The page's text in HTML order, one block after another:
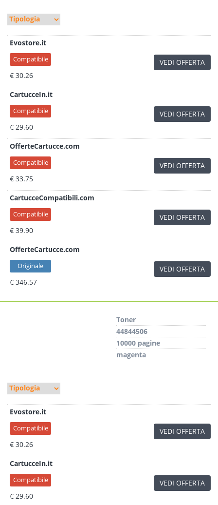
Evostore.it
Compatibile
€ 30.26
VEDI OFFERTA
CartucceIn.it
Compatibile
€ 29.60
VEDI OFFERTA
OfferteCartucce.com
Compatibile
€ 33.75
VEDI OFFERTA
CartucceCompatibili.com
Compatibile
€ 39.90
VEDI OFFERTA
OfferteCartucce.com
Originale
€ 346.57
VEDI OFFERTA
Toner
44844506
10000 pagine
magenta
Evostore.it
Compatibile
€ 30.26
VEDI OFFERTA
CartucceIn.it
Compatibile
€ 29.60
VEDI OFFERTA